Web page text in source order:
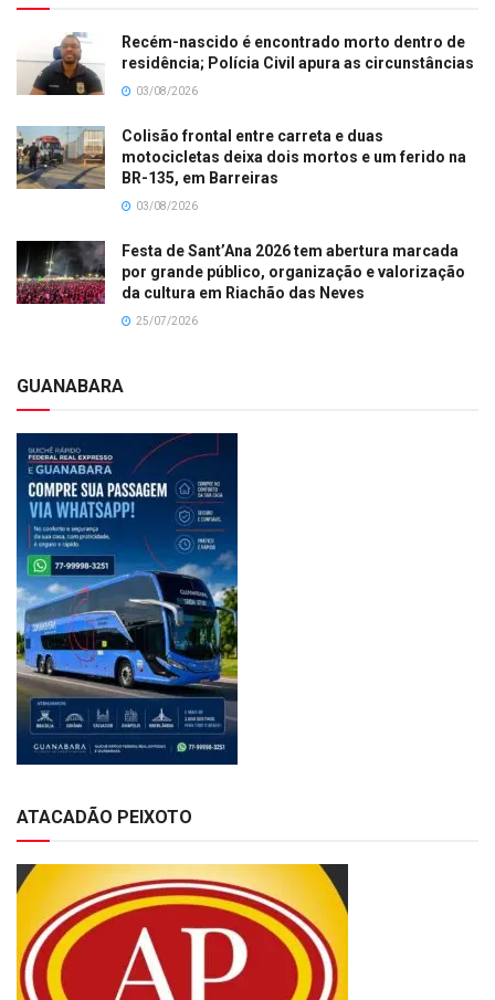
Recém-nascido é encontrado morto dentro de
residência; Polícia Civil apura as circunstâncias
03/08/2026
Colisão frontal entre carreta e duas
motocicletas deixa dois mortos e um ferido na
BR-135, em Barreiras
03/08/2026
Festa de Sant’Ana 2026 tem abertura marcada
por grande público, organização e valorização
da cultura em Riachão das Neves
25/07/2026
GUANABARA
ATACADÃO PEIXOTO